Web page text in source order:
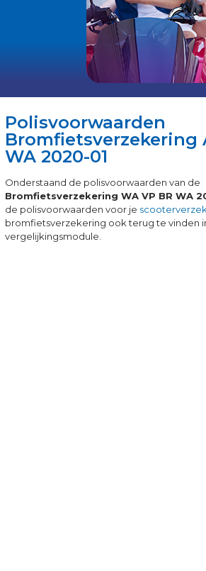
Polisvoorwaarden
Bromfietsverzekering
WA 2020-01
Onderstaand de polisvoorwaarden van de
Bromfietsverzekering WA VP BR WA
de polisvoorwaarden voor je
bromfietsverzekering ook terug te vinden
vergelijkingsmodule.